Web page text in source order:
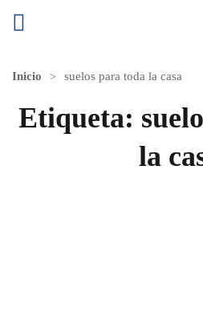
Inicio suelos para toda la casa
Etiqueta:
la